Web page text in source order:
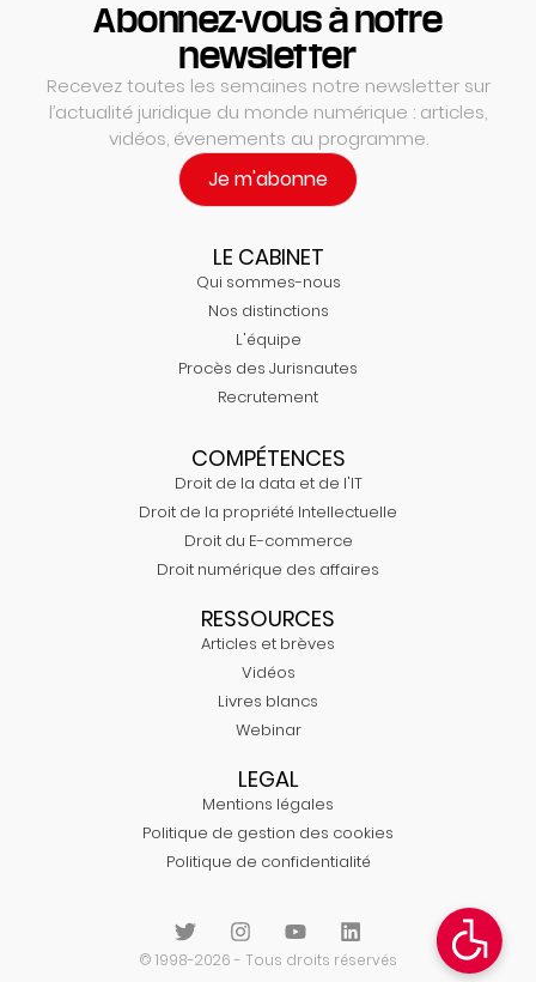
Abonnez-vous à notre
newsletter
Recevez toutes les semaines notre newsletter sur
l’actualité juridique du monde numérique : articles,
vidéos, évenements au programme.
Je m'abonne
LE CABINET
Qui sommes-nous
Nos distinctions
L'équipe
Procès des Jurisnautes
Recrutement
COMPÉTENCES
Droit de la data et de l'IT
Droit de la propriété Intellectuelle
Droit du E-commerce
Droit numérique des affaires
RESSOURCES
Articles et brèves
Vidéos
Livres blancs
Webinar
LEGAL
Mentions légales
Politique de gestion des cookies
Politique de confidentialité
© 1998-2026 - Tous droits réservés